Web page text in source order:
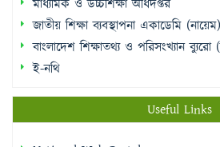
মাধ্যমিক ও উচ্চশিক্ষা অধিদপ্তর
জাতীয় শিক্ষা ব্যবস্থাপনা একাডেমি (নায়েম)
বাংলাদেশ শিক্ষাতথ্য ও পরিসংখ্যান ব্যুরো
ই-নথি
Useful Links